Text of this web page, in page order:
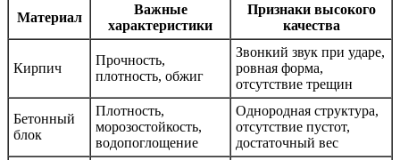
Материал
Важные
характеристики
Признаки высокого
качества
Кирпич
Прочность,
плотность, обжиг
Звонкий звук при ударе,
ровная форма,
отсутствие трещин
Бетонный
блок
Плотность,
морозостойкость,
водопоглощение
Однородная структура,
отсутствие пустот,
достаточный вес